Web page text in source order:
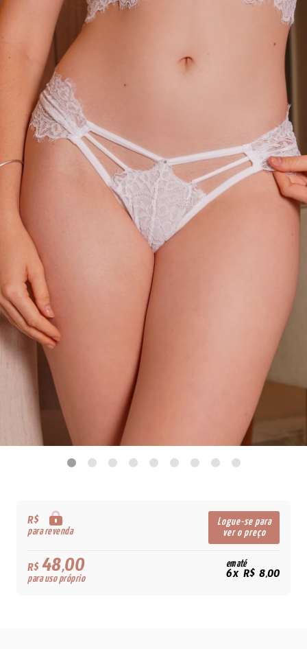
R$
para revenda
Logue-se para
ver o preço
R$48,00
para uso próprio
em até
6x R$ 8,00